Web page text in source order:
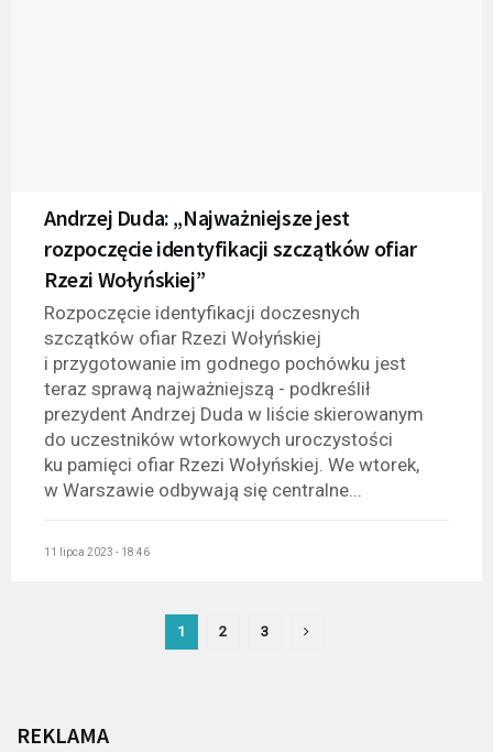
Andrzej Duda: „Najważniejsze jest
rozpoczęcie identyfikacji szczątków ofiar
Rzezi Wołyńskiej”
Rozpoczęcie identyfikacji doczesnych
szczątków ofiar Rzezi Wołyńskiej
i przygotowanie im godnego pochówku jest
teraz sprawą najważniejszą - podkreślił
prezydent Andrzej Duda w liście skierowanym
do uczestników wtorkowych uroczystości
ku pamięci ofiar Rzezi Wołyńskiej. We wtorek,
w Warszawie odbywają się centralne...
11 lipca 2023 - 18:46
1 2 3
REKLAMA